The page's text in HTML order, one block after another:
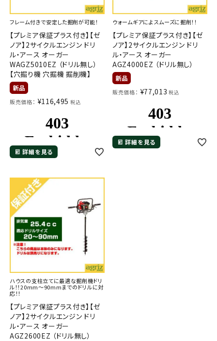
フレーム付きで安定した掘削が可能！
【プレミア保証プラス付き】【ゼ
ノア】2サイクルエンジン ドリ
ル・アース オーガー
WAGZ5010EZ （ドリル無し）
【穴掘り機 穴掘機 掘削機】
販売価格： ¥116,495 税込
詳細を見る
ウォームギアによスムーズに掘削！！
【プレミア保証プラス付き】【ゼ
ノア】2サイクルエンジン ドリ
ル・アース オーガー
AGZ4000EZ （ドリル無し）
販売価格： ¥77,013 税込
詳細を見る
ハウスの支柱立てに最適な掘削機ドリ
ル！！20mm～90mmまでのドリルに対
応！！
【プレミア保証プラス付き】【ゼ
ノア】2サイクルエンジン ドリ
ル・アース オーガー
AGZ2600EZ （ドリル無し）